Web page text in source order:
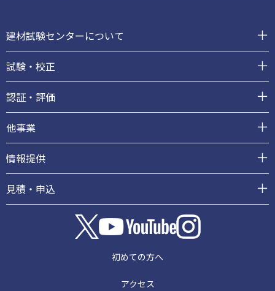
ッ
タ
ー
建材試験センターについて
試験・校正
認証・評価
他事業
情報提供
見積・申込
初めての方へ
アクセス